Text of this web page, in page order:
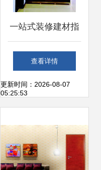
一站式装修建材指
南 如何轻松搞定家
庭装修
查看详情
更新时间：2026-08-07
05:25:53